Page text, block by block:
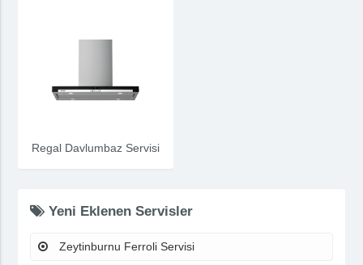
Regal Davlumbaz Servisi
Yeni Eklenen Servisler
Zeytinburnu Ferroli Servisi